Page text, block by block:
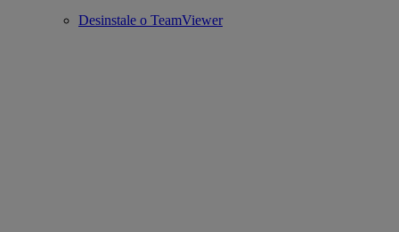
Desinstale o TeamViewer